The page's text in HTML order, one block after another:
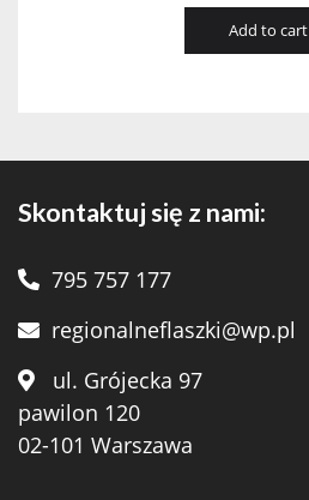
Add to cart
Skontaktuj się z nami:
795 757 177
regionalneflaszki@wp.pl
ul. Grójecka 97
pawilon 120
02-101 Warszawa